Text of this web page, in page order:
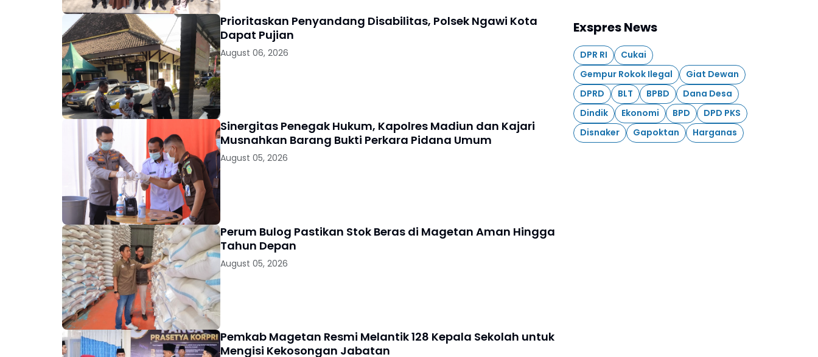
Prioritaskan Penyandang Disabilitas, Polsek Ngawi Kota
Dapat Pujian
August 06, 2026
Sinergitas Penegak Hukum, Kapolres Madiun dan Kajari
Musnahkan Barang Bukti Perkara Pidana Umum
August 05, 2026
Perum Bulog Pastikan Stok Beras di Magetan Aman Hingga
Tahun Depan
August 05, 2026
Pemkab Magetan Resmi Melantik 128 Kepala Sekolah untuk
Mengisi Kekosongan Jabatan
Exspres News
DPR RI
Cukai
Gempur Rokok Ilegal
Giat Dewan
DPRD
BLT BPBD
Dana Desa
Dindik
Ekonomi BPD
DPD PKS
Disnaker
Gapoktan Harganas